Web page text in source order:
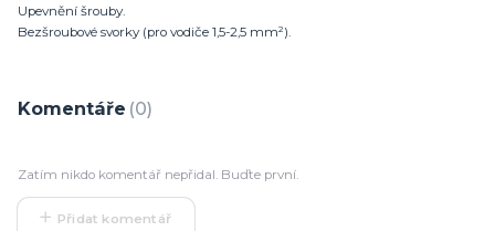
Upevnění šrouby.
Bezšroubové svorky (pro vodiče 1,5-2,5 mm²).
Komentáře 0
Zatím nikdo komentář nepřidal. Buďte první.
Přidat komentář